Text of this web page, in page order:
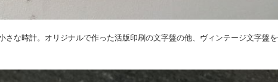
時計。オリジナルで作った活版印刷の文字盤の他、ヴィンテージ文字盤